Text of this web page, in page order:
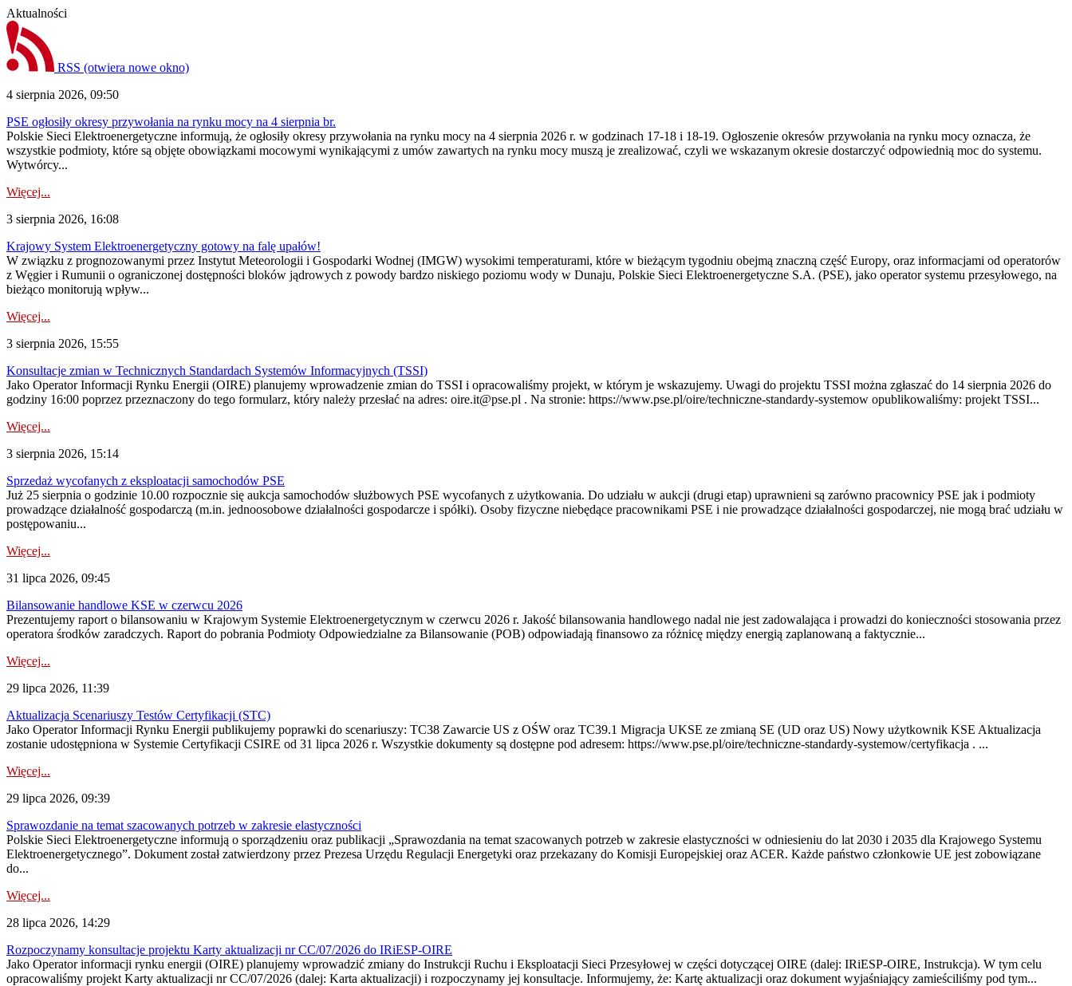
Aktualności
RSS (otwiera nowe okno)
4 sierpnia 2026, 09:50
PSE ogłosiły okresy przywołania na rynku mocy na 4 sierpnia br.
Polskie Sieci Elektroenergetyczne informują, że ogłosiły okresy przywołania na rynku mocy na 4 sierpnia 2026 r. w godzinach 17-18 i 18-19. Ogłoszenie okresów przywołania na rynku mocy oznacza, że
wszystkie podmioty, które są objęte obowiązkami mocowymi wynikającymi z umów zawartych na rynku mocy muszą je zrealizować, czyli we wskazanym okresie dostarczyć odpowiednią moc do systemu.
Wytwórcy...
Więcej...
3 sierpnia 2026, 16:08
Krajowy System Elektroenergetyczny gotowy na falę upałów!
W związku z prognozowanymi przez Instytut Meteorologii i Gospodarki Wodnej (IMGW) wysokimi temperaturami, które w bieżącym tygodniu obejmą znaczną część Europy, oraz informacjami od operatorów
z Węgier i Rumunii o ograniczonej dostępności bloków jądrowych z powody bardzo niskiego poziomu wody w Dunaju, Polskie Sieci Elektroenergetyczne S.A. (PSE), jako operator systemu przesyłowego, na
bieżąco monitorują wpływ...
Więcej...
3 sierpnia 2026, 15:55
Konsultacje zmian w Technicznych Standardach Systemów Informacyjnych (TSSI)
Jako Operator Informacji Rynku Energii (OIRE) planujemy wprowadzenie zmian do TSSI i opracowaliśmy projekt, w którym je wskazujemy. Uwagi do projektu TSSI można zgłaszać do 14 sierpnia 2026 do
godziny 16:00 poprzez przeznaczony do tego formularz, który należy przesłać na adres: oire.it@pse.pl . Na stronie: https://www.pse.pl/oire/techniczne-standardy-systemow opublikowaliśmy: projekt TSSI...
Więcej...
3 sierpnia 2026, 15:14
Sprzedaż wycofanych z eksploatacji samochodów PSE
Już 25 sierpnia o godzinie 10.00 rozpocznie się aukcja samochodów służbowych PSE wycofanych z użytkowania. Do udziału w aukcji (drugi etap) uprawnieni są zarówno pracownicy PSE jak i podmioty
prowadzące działalność gospodarczą (m.in. jednoosobowe działalności gospodarcze i spółki). Osoby fizyczne niebędące pracownikami PSE i nie prowadzące działalności gospodarczej, nie mogą brać udziału w
postępowaniu...
Więcej...
31 lipca 2026, 09:45
Bilansowanie handlowe KSE w czerwcu 2026
Prezentujemy raport o bilansowaniu w Krajowym Systemie Elektroenergetycznym w czerwcu 2026 r. Jakość bilansowania handlowego nadal nie jest zadowalająca i prowadzi do konieczności stosowania przez
operatora środków zaradczych. Raport do pobrania Podmioty Odpowiedzialne za Bilansowanie (POB) odpowiadają finansowo za różnicę między energią zaplanowaną a faktycznie...
Więcej...
29 lipca 2026, 11:39
Aktualizacja Scenariuszy Testów Certyfikacji (STC)
Jako Operator Informacji Rynku Energii publikujemy poprawki do scenariuszy: TC38 Zawarcie US z OŚW oraz TC39.1 Migracja UKSE ze zmianą SE (UD oraz US) Nowy użytkownik KSE Aktualizacja
zostanie udostępniona w Systemie Certyfikacji CSIRE od 31 lipca 2026 r. Wszystkie dokumenty są dostępne pod adresem: https://www.pse.pl/oire/techniczne-standardy-systemow/certyfikacja . ...
Więcej...
29 lipca 2026, 09:39
Sprawozdanie na temat szacowanych potrzeb w zakresie elastyczności
Polskie Sieci Elektroenergetyczne informują o sporządzeniu oraz publikacji „Sprawozdania na temat szacowanych potrzeb w zakresie elastyczności w odniesieniu do lat 2030 i 2035 dla Krajowego Systemu
Elektroenergetycznego”. Dokument został zatwierdzony przez Prezesa Urzędu Regulacji Energetyki oraz przekazany do Komisji Europejskiej oraz ACER. Każde państwo członkowie UE jest zobowiązane
do...
Więcej...
28 lipca 2026, 14:29
Rozpoczynamy konsultacje projektu Karty aktualizacji nr CC/07/2026 do IRiESP-OIRE
Jako Operator informacji rynku energii (OIRE) planujemy wprowadzić zmiany do Instrukcji Ruchu i Eksploatacji Sieci Przesyłowej w części dotyczącej OIRE (dalej: IRiESP-OIRE, Instrukcja). W tym celu
opracowaliśmy projekt Karty aktualizacji nr CC/07/2026 (dalej: Karta aktualizacji) i rozpoczynamy jej konsultacje. Informujemy, że: Kartę aktualizacji oraz dokument wyjaśniający zamieściliśmy pod tym...